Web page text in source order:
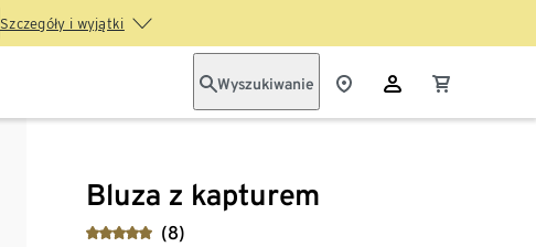
Szczegóły i wyjątki
Wyszukiwanie
Bluza z kapturem
(8)